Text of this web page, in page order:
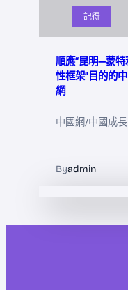
記得
順應“昆明—蒙
性框架”目的的
網
中國網/中國成
Byadmin